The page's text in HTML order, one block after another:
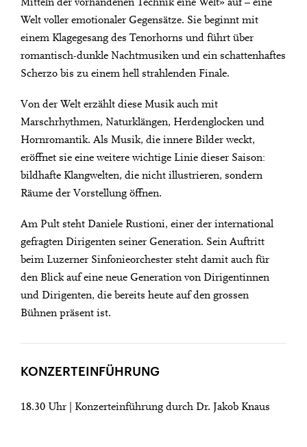
Mitteln der vorhandenen Technik eine Welt» auf – eine
Welt voller emotionaler Gegensätze. Sie beginnt mit
einem Klagegesang des Tenorhorns und führt über
romantisch-dunkle Nachtmusiken und ein schattenhaftes
Scherzo bis zu einem hell strahlenden Finale.
Von der Welt erzählt diese Musik auch mit
Marschrhythmen, Naturklängen, Herdenglocken und
Hornromantik. Als Musik, die innere Bilder weckt,
eröffnet sie eine weitere wichtige Linie dieser Saison:
bildhafte Klangwelten, die nicht illustrieren, sondern
Räume der Vorstellung öffnen.
Am Pult steht Daniele Rustioni, einer der international
gefragten Dirigenten seiner Generation. Sein Auftritt
beim Luzerner Sinfonieorchester steht damit auch für
den Blick auf eine neue Generation von Dirigentinnen
und Dirigenten, die bereits heute auf den grossen
Bühnen präsent ist.
KONZERTEINFÜHRUNG
18.30 Uhr | Konzerteinführung durch Dr. Jakob Knaus